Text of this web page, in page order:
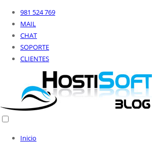
981 524 769
MAIL
CHAT
SOPORTE
CLIENTES
Inicio